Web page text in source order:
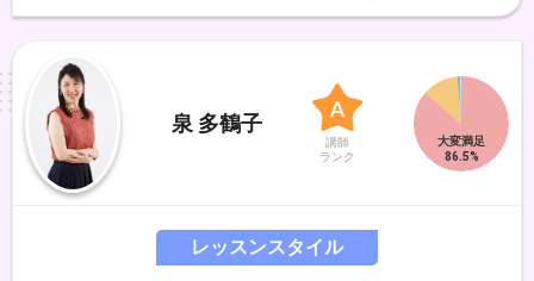
世界にも飛び込み、フリーのサックス奏者として、様々なアーティスト
2024年、同教室講師の飯島詩織とサックス/ピアノヴォーカルのユニッ
トemotional theaterを結成。これまでにサックスを中村均、大森義基の
各氏に師事。
泉 多鶴子
講師
ランク
レッスンスタイル